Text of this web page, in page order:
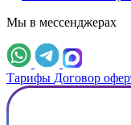
Мы в мессенджерах
Тарифы Договор